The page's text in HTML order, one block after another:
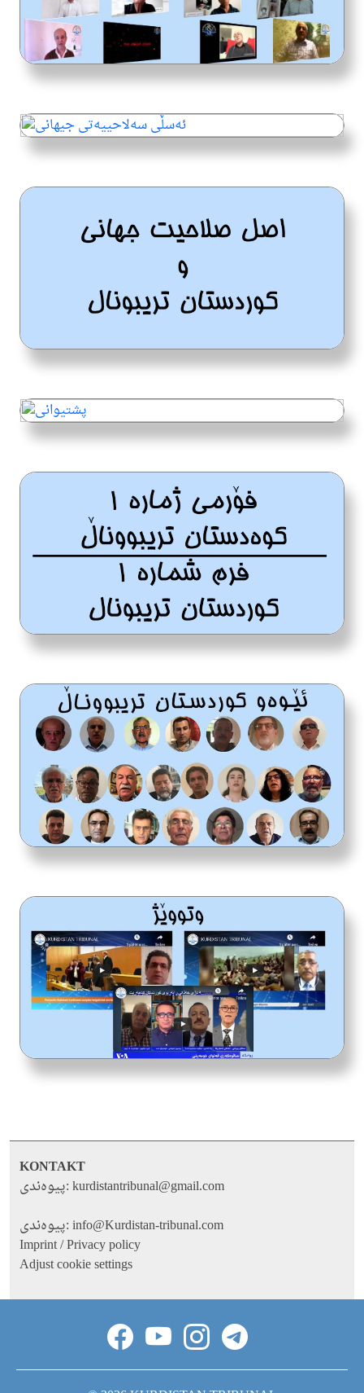
KONTAKT
پیوه‌ندی:kurdistantribunal@gmail.com
پیوه‌ندی:info@Kurdistan-tribunal.com
Imprint / Privacy policy
Adjust cookie settings